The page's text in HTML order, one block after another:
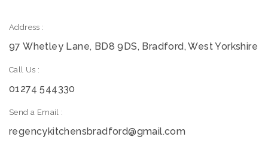
Address :
97 Whetley Lane, BD8 9DS, Bradford, West Yorkshire
Call Us :
01274 544330
Send a Email :
regencykitchensbradford@gmail.com